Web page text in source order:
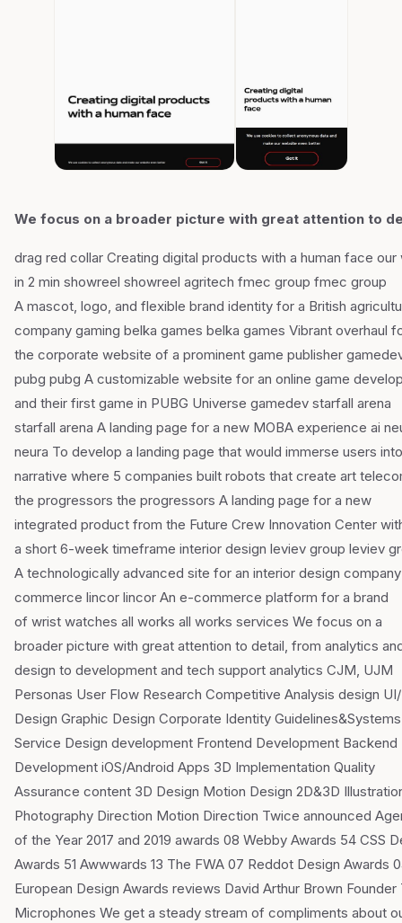
We focus on a broader picture with great attention to
drag red collar Creating digital products with a human face our
in 2 min showreel showreel agritech fmec group fmec group
A mascot, logo, and flexible brand identity for a British
company gaming belka games belka games Vibrant overhaul
the corporate website of a prominent game publisher
pubg pubg A customizable website for an online game
and their first game in PUBG Universe gamedev starfall arena
starfall arena A landing page for a new MOBA experience ai
neura To develop a landing page that would immerse users
narrative where 5 companies built robots that create art
the progressors the progressors A landing page for a new
integrated product from the Future Crew Innovation Center
a short 6-week timeframe interior design leviev group leviev
A technologically advanced site for an interior design
commerce lincor lincor An e-commerce platform for a brand
of wrist watches all works all works services We focus on a
broader picture with great attention to detail, from analytics
design to development and tech support analytics CJM, UJM
Personas User Flow Research Competitive Analysis design
Design Graphic Design Corporate Identity Guidelines&Systems
Service Design development Frontend Development Backend
Development iOS/Android Apps 3D Implementation Quality
Assurance content 3D Design Motion Design 2D&3D
Photography Direction Motion Direction Twice announced
of the Year 2017 and 2019 awards 08 Webby Awards 54 CSS
Awards 51 Awwwards 13 The FWA 07 Reddot Design Awards
European Design Awards reviews David Arthur Brown Founder
Microphones We get a steady stream of compliments about